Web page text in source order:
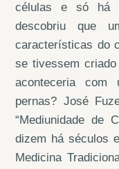
células e só há
descobriu que
características do
se tivessem
aconteceria com
pernas? José
“Mediunidade de
dizem há séculos
Medicina